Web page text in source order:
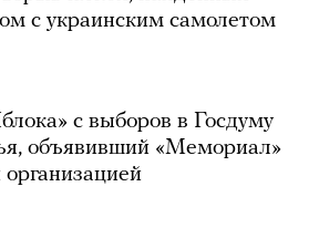
с украинским самолетом
с выборов в Госдуму
объявивший «Мемориал»
организацией